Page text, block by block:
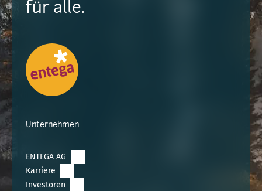
für alle.
Unternehmen
ENTEGA AG
Karriere
Investoren